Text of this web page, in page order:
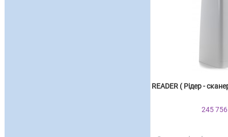
READER ( Рідер -
245